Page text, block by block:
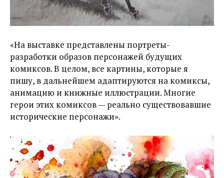
«На выставке представлены портреты-
разработки образов персонажей будущих
комиксов. В целом, все картины, которые я
пишу, в дальнейшем адаптируются на комиксы,
анимацию и книжные иллюстрации. Многие
герои этих комиксов — реально существовавшие
исторические персонажи».